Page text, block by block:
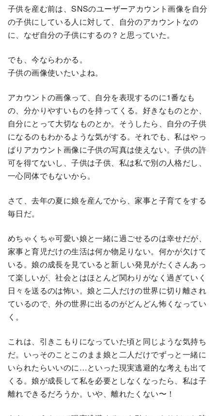
子供を産む前は、SNSのユーザーアカウント画像を自分
の子供にしている人に対して、自分のアカウントなの
に、なぜ自分の子供にするの？と思っていた。
でも、今ならわかる。
子供の画像使いたいよね。
アカウントの画像って、自分を表現するのに1番なも
の、分かりやすいものを持ってくる。好きなものとか、
自分にとって大切なものとか。そうしたら、自分の子供
になるのもわかるような気がする。それでも、私はやっ
ぱりアカウント画像に子供の写真は使えない。子供の許
可を得てないし、子供は子供、私は私で別の人格だし、
一心同体でもないから。
さて、去年の夏に娘を産んでから、家事と子育てをする
毎日だ。
めちゃくちゃ可愛い娘と一緒に過ごせるのは幸せだが、
家事と育児だけの生活は何か物足りない。何かが欠けて
いる。娘の成長を見ていると新しい発見がたくさんあっ
て楽しいが、社会とはほとんど関わりがなく過ぎていく
日々を送るのは怖い。娘と二人だけの世界に切り離され
ているので、外の世界に出るのがどんどん怖くなってい
く。
これは、引きこもりになっていた頃と同じような気持ち
だ。いっそのことこのまま娘と二人だけでずっと一緒に
いられたらいいのに…といった現実逃避的な考えも出て
くる。娘が成長して私を必要としなくなったら、私は子
離れできるだろうか。いや、離れたくない〜！